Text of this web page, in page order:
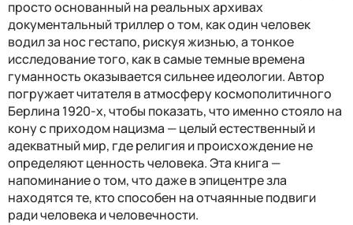
просто основанный на реальных архивах
документальный триллер о том, как один человек
водил за нос гестапо, рискуя жизнью, а тонкое
исследование того, как в самые темные времена
гуманность оказывается сильнее идеологии. Автор
погружает читателя в атмосферу космополитичного
Берлина 1920-х, чтобы показать, что именно стояло на
кону с приходом нацизма — целый естественный и
адекватный мир, где религия и происхождение не
определяют ценность человека. Эта книга —
напоминание о том, что даже в эпицентре зла
находятся те, кто способен на отчаянные подвиги
ради человека и человечности.